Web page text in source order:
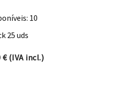
10
25 uds
€Price range: 7,56 € through
(IVA incl.)